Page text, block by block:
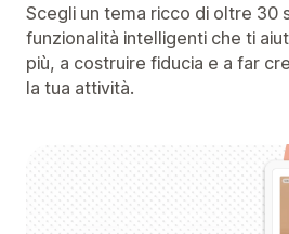
Scegli un tema ricco di oltre 30
funzionalità intelligenti che ti
più, a costruire fiducia e a far
la tua attività.